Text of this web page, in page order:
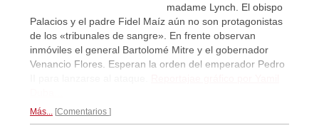
madame Lynch. El obispo
Palacios y el padre Fidel Maíz aún no son protagonistas
de los «tribunales de sangre». En frente observan
inmóviles el general Bartolomé Mitre y el gobernador
Venancio Flores. Esperan la orden del emperador Pedro
Más... Comentarios